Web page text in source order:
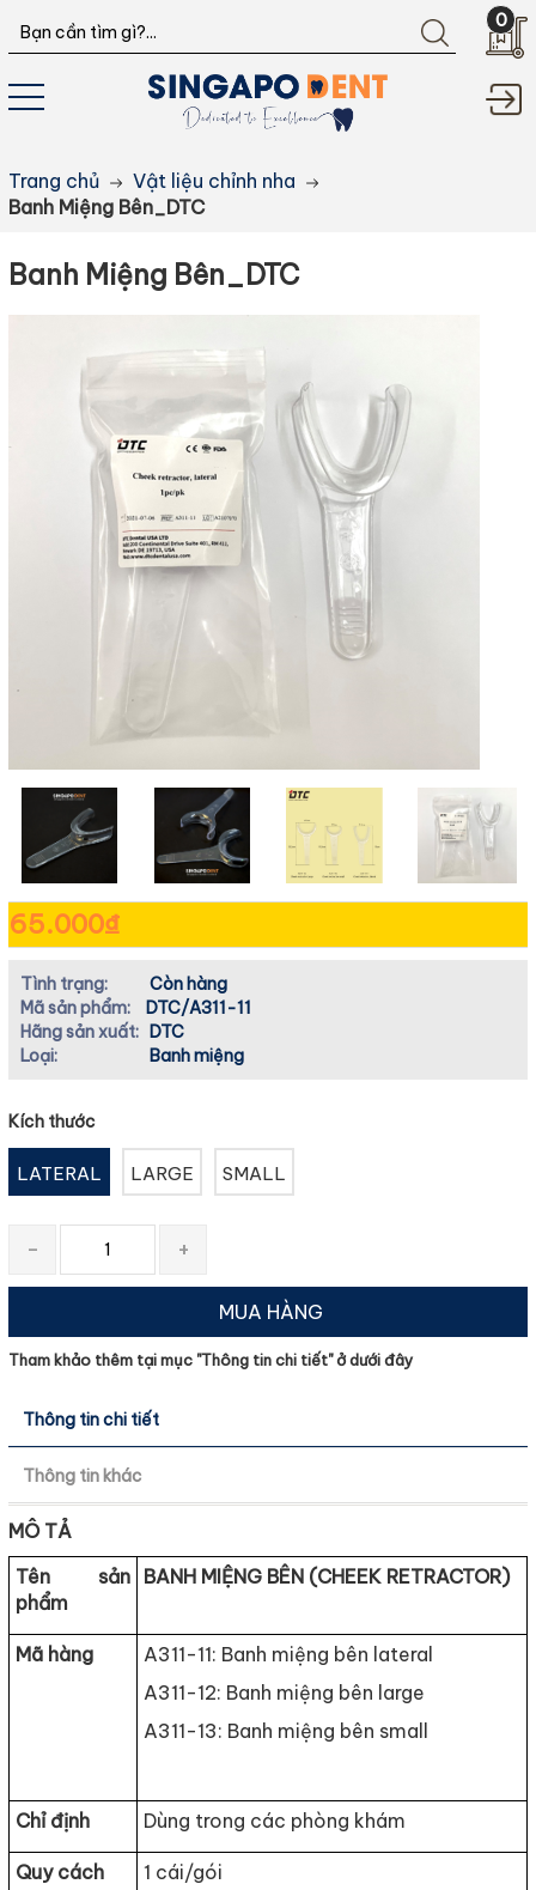
0
Trang chủ
Vật liệu chỉnh nha
Banh Miệng Bên_DTC
Banh Miệng Bên_DTC
65.000₫
Tình trạng:
Còn hàng
Mã sản phẩm:
DTC/A311-11
Hãng sản xuất: DTC
Loại:
Banh miệng
Kích thước
LATERAL LARGE SMALL
- +
MUA HÀNG
Tham khảo thêm tại mục "Thông tin chi tiết" ở dưới đây
Thông tin chi tiết
Thông tin khác
MÔ TẢ
Tên sản
phẩm
BANH MIỆNG BÊN (CHEEK RETRACTOR)
Mã hàng
A311-11: Banh miệng bên lateral
A311-12: Banh miệng bên large
A311-13: Banh miệng bên small
Chỉ định Dùng trong các phòng khám
Quy cách 1 cái/gói